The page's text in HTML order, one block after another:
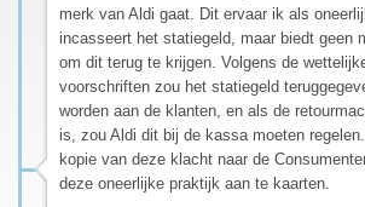
merk van Aldi gaat. Dit ervaar ik als
incasseert het statiegeld, maar biedt geen
om dit terug te krijgen. Volgens de
voorschriften zou het statiegeld
worden aan de klanten, en als de
is, zou Aldi dit bij de kassa moeten
kopie van deze klacht naar de
deze oneerlijke praktijk aan te kaarten.